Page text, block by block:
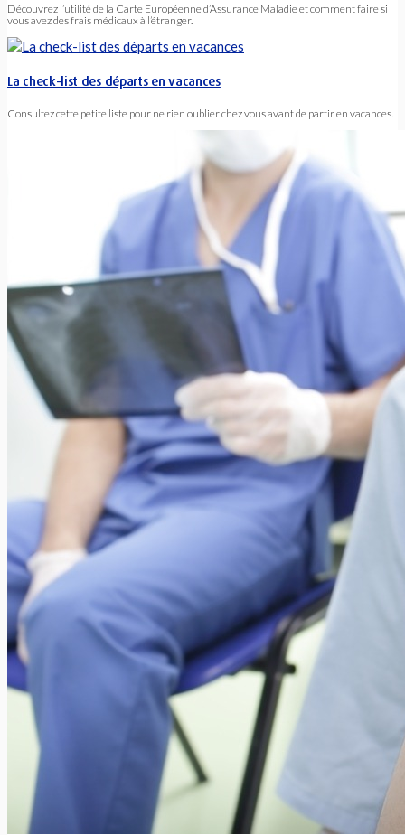
Découvrez l’utilité de la Carte Européenne d’Assurance Maladie et comment faire si
vous avez des frais médicaux à l’étranger.
La check-list des départs en vacances
Consultez cette petite liste pour ne rien oublier chez vous avant de partir en vacances.